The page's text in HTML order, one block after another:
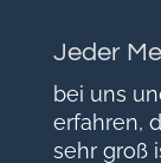
Jeder
bei uns
erfahren,
sehr groß